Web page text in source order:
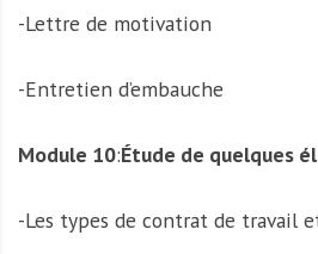
-Lettre de motivation
-Entretien d’embauche
Module 10:Étude de quelques
-Les types de contrat de travail